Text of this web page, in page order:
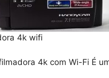
4k wifi
4k com Wi-Fi É